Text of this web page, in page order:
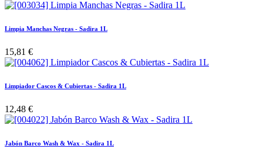
Limpia Manchas Negras - Sadira 1L
15,81 €
Limpiador Cascos & Cubiertas - Sadira 1L
12,48 €
Jabón Barco Wash & Wax - Sadira 1L